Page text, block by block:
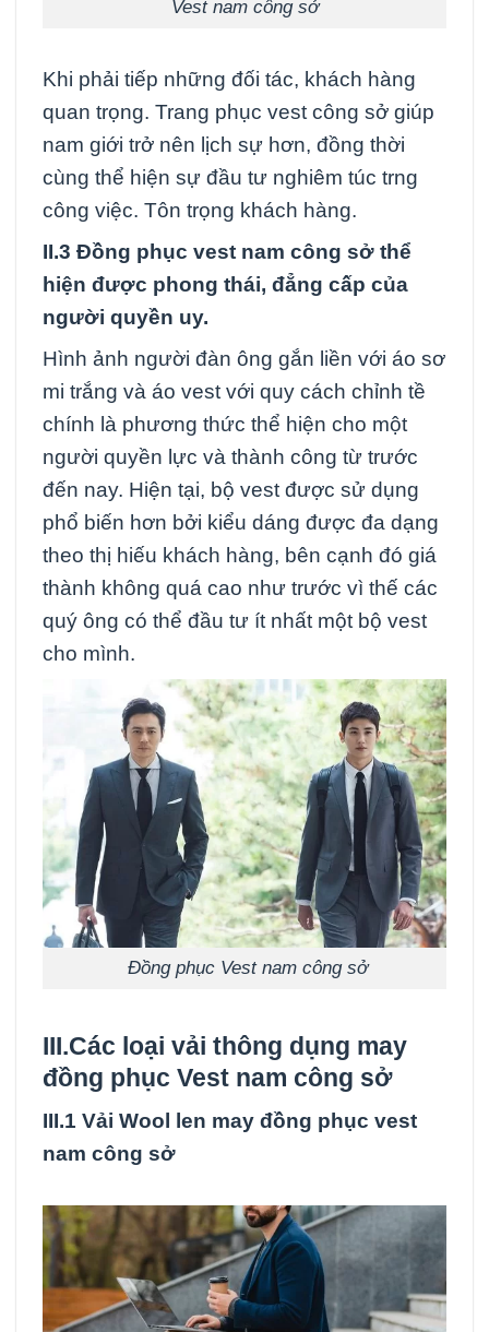
Vest nam công sở
Khi phải tiếp những đối tác, khách hàng
quan trọng. Trang phục vest công sở giúp
nam giới trở nên lịch sự hơn, đồng thời
cùng thể hiện sự đầu tư nghiêm túc trng
công việc. Tôn trọng khách hàng.
II.3 Đồng phục vest nam công sở thể
hiện được phong thái, đẳng cấp của
người quyền uy.
Hình ảnh người đàn ông gắn liền với áo sơ
mi trắng và áo vest với quy cách chỉnh tề
chính là phương thức thể hiện cho một
người quyền lực và thành công từ trước
đến nay. Hiện tại, bộ vest được sử dụng
phổ biến hơn bởi kiểu dáng được đa dạng
theo thị hiếu khách hàng, bên cạnh đó giá
thành không quá cao như trước vì thế các
quý ông có thể đầu tư ít nhất một bộ vest
cho mình.
Đồng phục Vest nam công sở
III.Các loại vải thông dụng may
đồng phục Vest nam công sở
III.1 Vải Wool len may đồng phục vest
nam công sở